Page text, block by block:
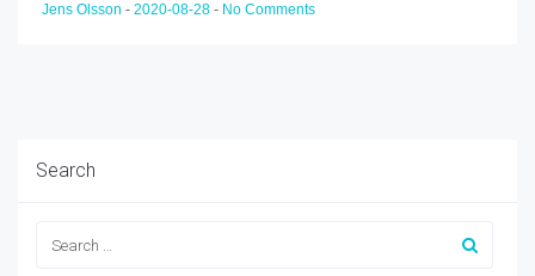
Jens Olsson - 2020-08-28 - No Comments
Search